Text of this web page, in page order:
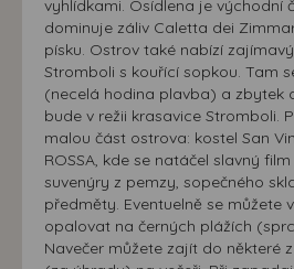
vyhlídkami. Osídlena je východní
dominuje záliv Caletta dei
písku. Ostrov také nabízí
Stromboli s kouřící sopkou. Tam
(necelá hodina plavba) a zbytek
bude v režii krasavice Stromboli.
malou část ostrova: kostel San
ROSSA, kde se natáčel slavný
suvenýry z pemzy, sopečného
předměty. Eventuelně se můžete
opalovat na černých plážích
Navečer můžete zajít do některé